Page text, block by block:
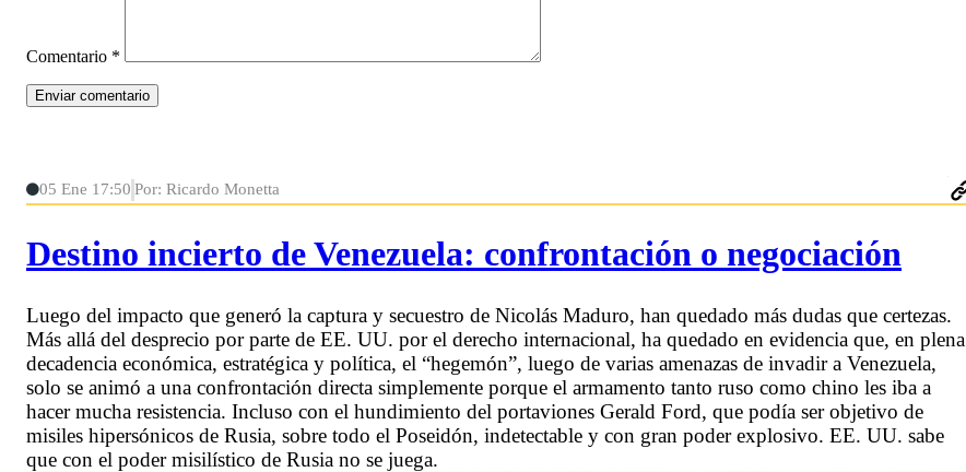
Comentario *
05 Ene 17:50 Por: Ricardo Monetta
Destino incierto de Venezuela: confrontación o negociación
Luego del impacto que generó la captura y secuestro de Nicolás Maduro, han quedado más dudas que certezas.
Más allá del desprecio por parte de EE. UU. por el derecho internacional, ha quedado en evidencia que, en plena
decadencia económica, estratégica y política, el “hegemón”, luego de varias amenazas de invadir a Venezuela,
solo se animó a una confrontación directa simplemente porque el armamento tanto ruso como chino les iba a
hacer mucha resistencia. Incluso con el hundimiento del portaviones Gerald Ford, que podía ser objetivo de
misiles hipersónicos de Rusia, sobre todo el Poseidón, indetectable y con gran poder explosivo. EE. UU. sabe
que con el poder misilístico de Rusia no se juega.